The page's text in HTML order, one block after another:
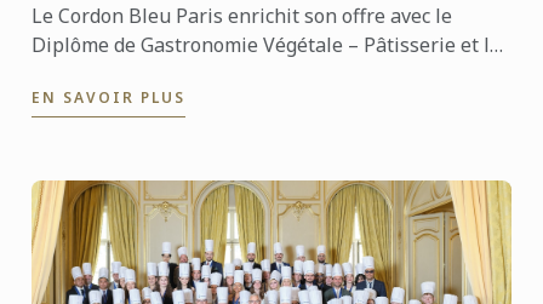
Le Cordon Bleu Paris enrichit son offre avec le
Diplôme de Gastronomie Végétale – Pâtisserie et le
formations ...
EN SAVOIR PLUS